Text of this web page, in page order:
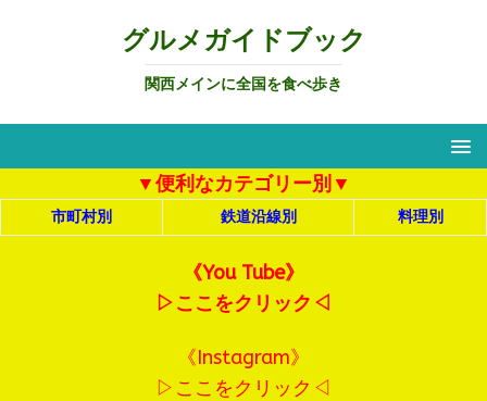
グルメガイドブック
関西メインに全国を食べ歩き
▼便利なカテゴリー別▼
市町村別 鉄道沿線別 料理別
《You Tube》
▷ここをクリック◁
《Instagram》
▷ここをクリック◁